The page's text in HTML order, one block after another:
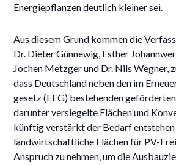
Energiepflanzen deutlich kleiner sei.
Aus diesem Grund kommen die
Dr. Dieter Günnewig, Esther
Jochen Metzger und Dr. Nils Wegner,
dass Deutschland neben den im
gesetz (EEG) bestehenden
darunter versiegelte Flächen und
künftig verstärkt der Bedarf entstehen
landwirtschaftliche Flächen für PV-
Anspruch zu nehmen, um die